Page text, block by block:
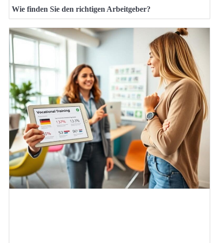
Wie finden Sie den richtigen Arbeitgeber?